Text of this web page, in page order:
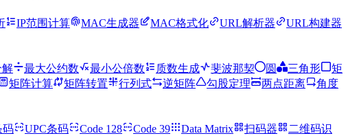
IP范围计算 MAC生成器 MAC格式化 URL解析器
URL构建器
解 最大公约数 最小公倍数 质数生成 斐波那契 圆 三角形
矩
矩阵计算 矩阵转置 行列式 逆矩阵 勾股定理 两点距离
角度
码 UPC条码 Code 128 Code 39 Data Matrix 扫码器
二维码识